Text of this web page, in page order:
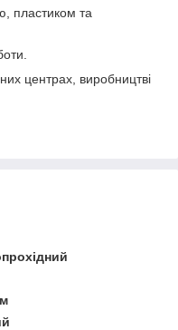
пластиком та
центрах, виробництві